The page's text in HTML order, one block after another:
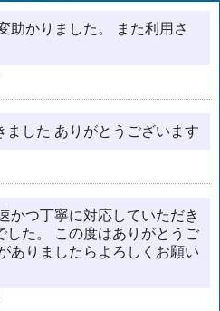
助かりました。 また利用さ
ました ありがとうございます
かつ丁寧に対応していただき
した。 この度はありがとうご
ありましたらよろしくお願い